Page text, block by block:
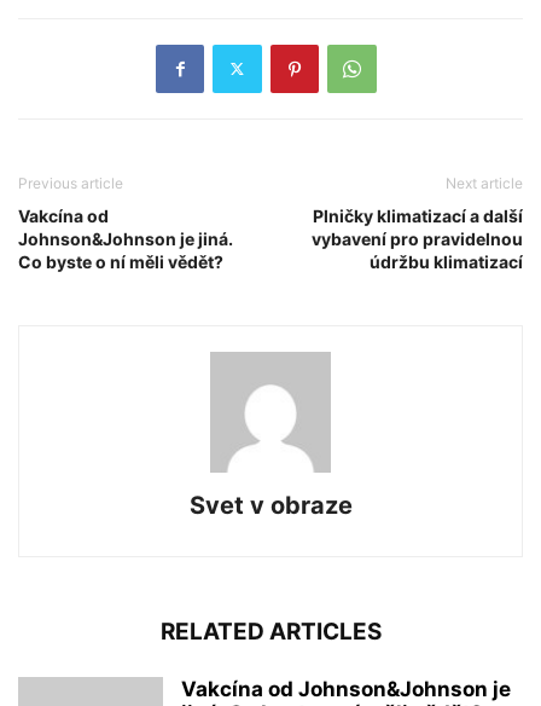
Previous article
Vakcína od
Johnson&Johnson je jiná.
Co byste o ní měli vědět?
Next article
Plničky klimatizací a další
vybavení pro pravidelnou
údržbu klimatizací
Svet v obraze
RELATED ARTICLES
Vakcína od Johnson&Johnson je